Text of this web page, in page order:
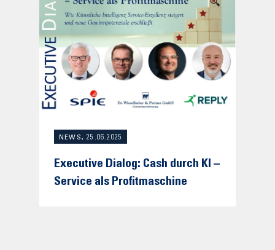
NEWS, 25.06.2025
Executive Dialog: Cash durch KI –
Service als Profitmaschine